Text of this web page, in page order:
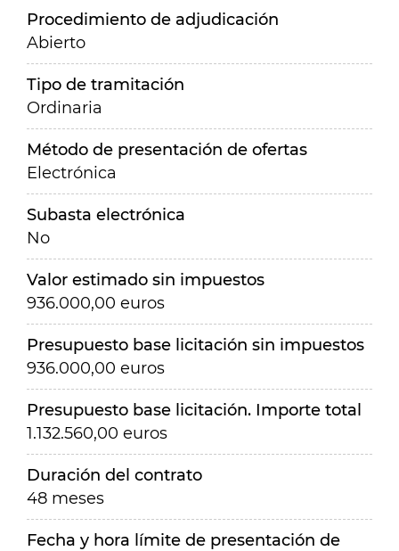
Procedimiento de adjudicación
Abierto
Tipo de tramitación
Ordinaria
Método de presentación de ofertas
Electrónica
Subasta electrónica
No
Valor estimado sin impuestos
936.000,00 euros
Presupuesto base licitación sin impuestos
936.000,00 euros
Presupuesto base licitación. Importe total
1.132.560,00 euros
Duración del contrato
48 meses
Fecha y hora límite de presentación de